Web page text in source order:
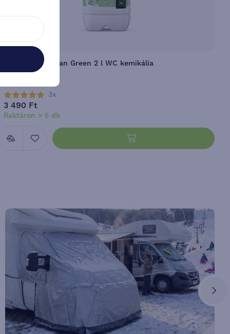
Vanterra AquaSan Green 2 l WC kemikália
3x
3 490 Ft
Raktáron > 5 db